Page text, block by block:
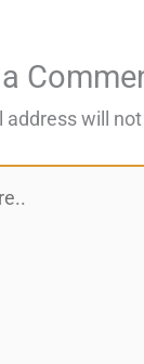
address will